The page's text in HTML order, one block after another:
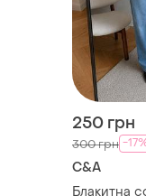
250 грн
300 грн -
C&A
Блакитна
42